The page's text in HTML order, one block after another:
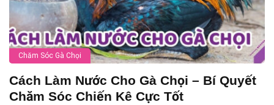
Chăm Sóc Gà Chọi
Cách Làm Nước Cho Gà Chọi – Bí Quyết
Chăm Sóc Chiến Kê Cực Tốt